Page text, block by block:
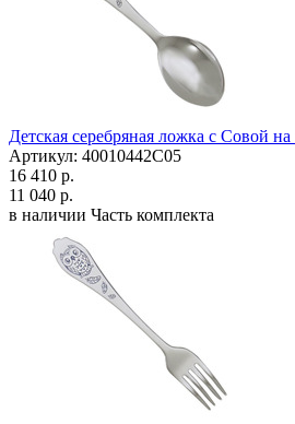
Детская серебряная ложка с Совой
Артикул: 40010442С05
16 410 р.
11 040 р.
в наличии Часть комплекта